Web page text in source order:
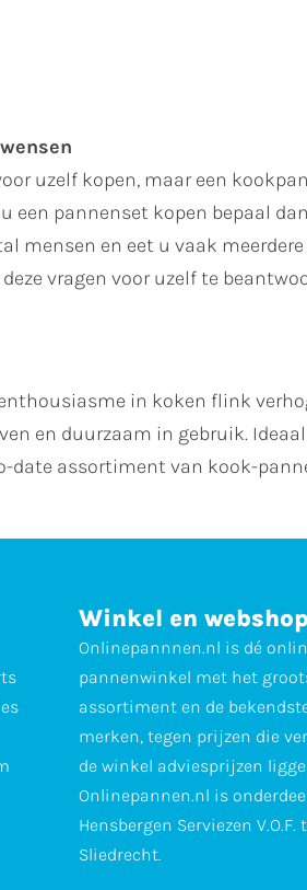
uzelf kopen, maar een
een pannenset kopen bepaal
mensen en eet u vaak
vragen voor uzelf te
in koken flink
en duurzaam in gebruik.
date assortiment van kook-
Winkel en webshop
Onlinepannnen.nl is dé
pannenwinkel met het
assortiment en de
merken, tegen prijzen die
de winkel adviesprijzen
Onlinepannen.nl is
Hensbergen Serviezen V.O.F.
Sliedrecht.